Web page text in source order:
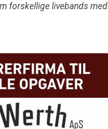
forskellige livebands med